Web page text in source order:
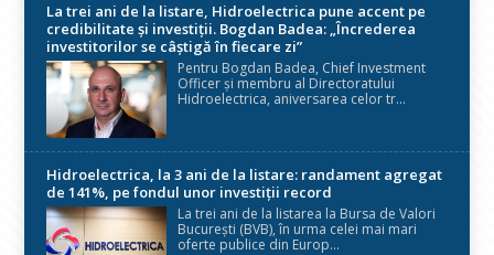
La trei ani de la listare, Hidroelectrica pune accent pe
credibilitate și investiții. Bogdan Badea: „Încrederea
investitorilor se câștigă în fiecare zi”
Pentru Bogdan Badea, Chief Investment
Officer și membru al Directoratului
Hidroelectrica, aniversarea celor tr...
Hidroelectrica, la 3 ani de la listare: randament agregat
de 141%, pe fondul unor investiții record
La trei ani de la listarea la Bursa de Valori
București (BVB), în urma celei mai mari
oferte publice din Europ...